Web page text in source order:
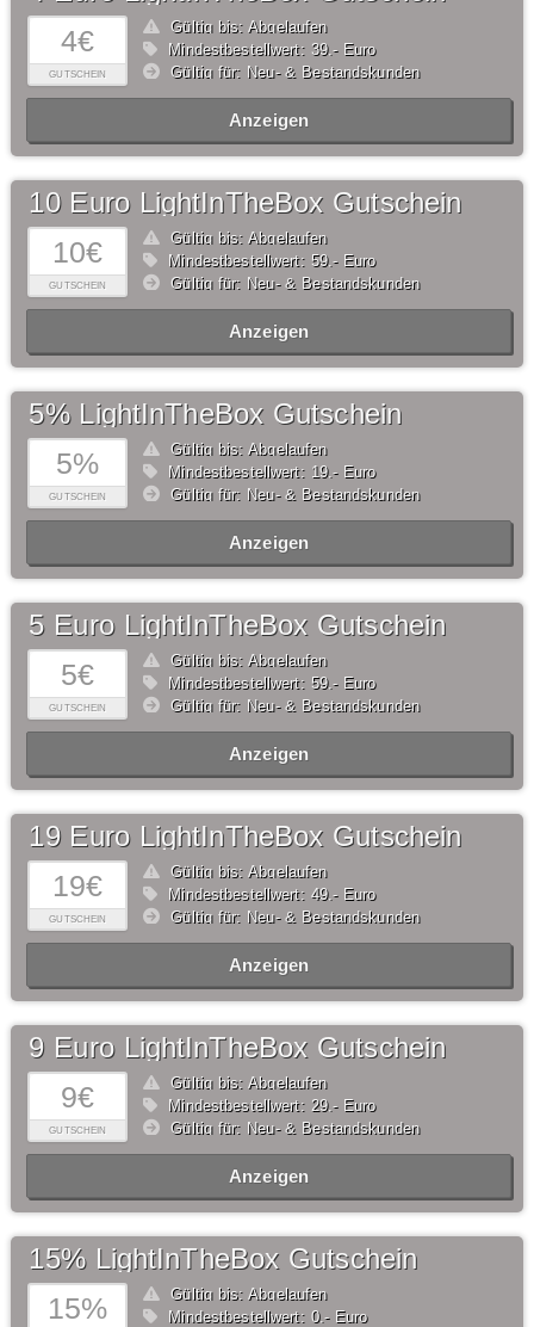
4€
GUTSCHEIN
Gültig bis: Abgelaufen
Mindestbestellwert: 39,- Euro
Gültig für: Neu- & Bestandskunden
Anzeigen
10€
GUTSCHEIN
10 Euro LightInTheBox Gutschein
Gültig bis: Abgelaufen
Mindestbestellwert: 59,- Euro
Gültig für: Neu- & Bestandskunden
Anzeigen
5%
GUTSCHEIN
5% LightInTheBox Gutschein
Gültig bis: Abgelaufen
Mindestbestellwert: 19,- Euro
Gültig für: Neu- & Bestandskunden
Anzeigen
5€
GUTSCHEIN
5 Euro LightInTheBox Gutschein
Gültig bis: Abgelaufen
Mindestbestellwert: 59,- Euro
Gültig für: Neu- & Bestandskunden
Anzeigen
19€
GUTSCHEIN
19 Euro LightInTheBox Gutschein
Gültig bis: Abgelaufen
Mindestbestellwert: 49,- Euro
Gültig für: Neu- & Bestandskunden
Anzeigen
9€
GUTSCHEIN
9 Euro LightInTheBox Gutschein
Gültig bis: Abgelaufen
Mindestbestellwert: 29,- Euro
Gültig für: Neu- & Bestandskunden
Anzeigen
15%
15% LightInTheBox Gutschein
Gültig bis: Abgelaufen
Mindestbestellwert: 0,- Euro